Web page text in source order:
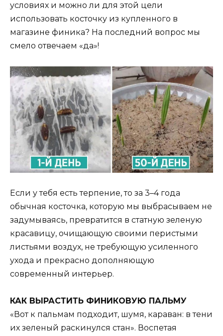
условиях и можно ли для этой цели
использовать косточку из купленного в
магазине финика? На последний вопрос мы
смело отвечаем «да»!
Если у тебя есть терпение, то за 3–4 года
обычная косточка, которую мы выбрасываем не
задумываясь, превратится в статную зеленую
красавицу, очищающую своими перистыми
листьями воздух, не требующую усиленного
ухода и прекрасно дополняющую
современный интерьер.
КАК ВЫРАСТИТЬ ФИНИКОВУЮ ПАЛЬМУ
«Вот к пальмам подходит, шумя, караван: в тени
их зеленый раскинулся стан». Воспетая